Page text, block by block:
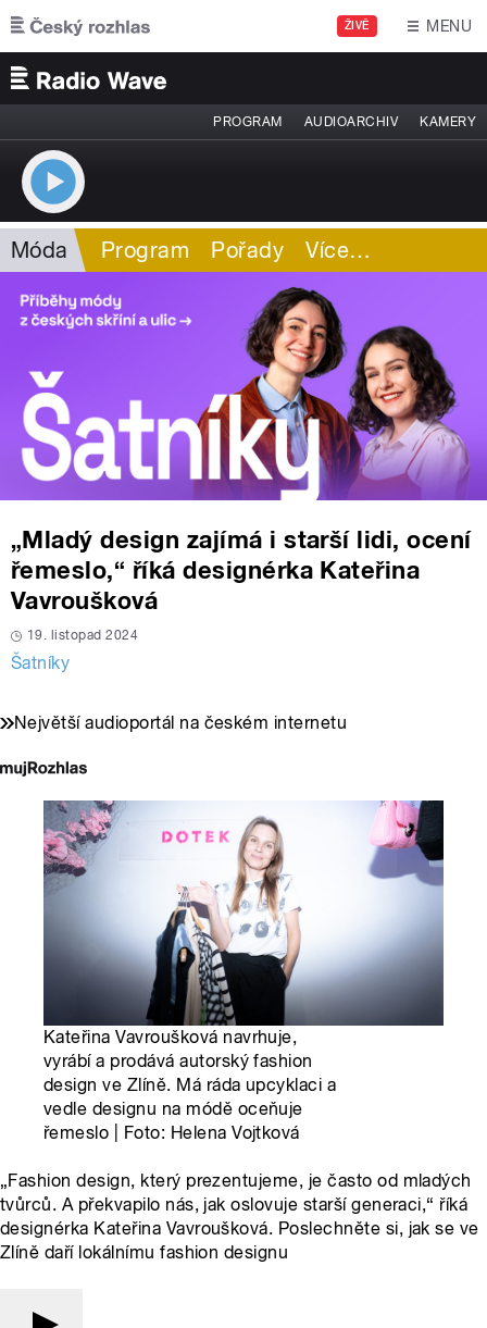
Přejít k hlavnímu obsahu
ŽIVĚ MENU
PROGRAM AUDIOARCHIV KAMERY
Móda Program Pořady Více…
„Mladý design zajímá i starší lidi, ocení
řemeslo,“ říká designérka Kateřina
Vavroušková
19. listopad 2024
Šatníky
Největší audioportál na českém internetu
Kateřina Vavroušková navrhuje,
vyrábí a prodává autorský fashion
design ve Zlíně. Má ráda upcyklaci a
vedle designu na módě oceňuje
řemeslo | Foto: Helena Vojtková
„Fashion design, který prezentujeme, je často od mladých
tvůrců. A překvapilo nás, jak oslovuje starší generaci,“ říká
designérka Kateřina Vavroušková. Poslechněte si, jak se ve
Zlíně daří lokálnímu fashion designu